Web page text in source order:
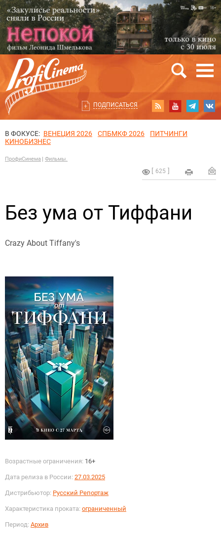
ПОДПИСАТЬСЯ
В ФОКУСЕ: ВЕНЕЦИЯ 2026 СПБМКФ 2026
ПИТЧИНГИ
КИНОБИЗНЕС
ПрофиСинема Фильмы.
625
Без ума от Тиффани
Crazy About Tiffany's
Возрастные ограничения: 16+
Дата релиза в России: 27.03.2025
Дистрибьютор: Русский Репортаж
Характеристика проката: ограниченный
Период: Архив